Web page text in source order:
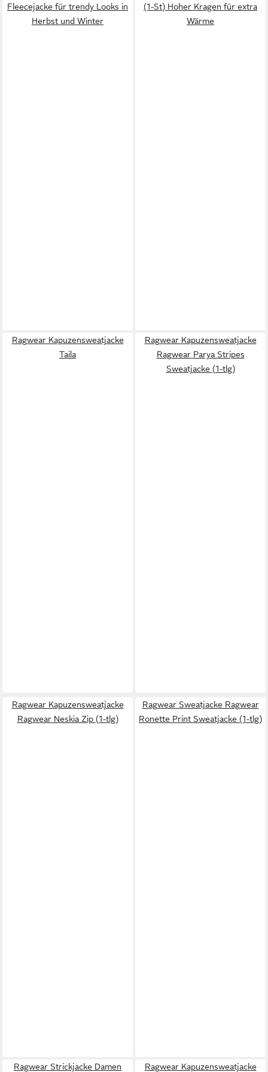
Fleecejacke für trendy Looks in
Herbst und Winter
(1-St) Hoher Kragen für extra
Wärme
Ragwear Kapuzensweatjacke
Taila
Ragwear Kapuzensweatjacke
Ragwear Parya Stripes
Sweatjacke (1-tlg)
Ragwear Kapuzensweatjacke
Ragwear Neskia Zip (1-tlg)
Ragwear Sweatjacke Ragwear
Ronette Print Sweatjacke (1-tlg)
Ragwear Strickjacke Damen
Ragwear Kapuzensweatjacke